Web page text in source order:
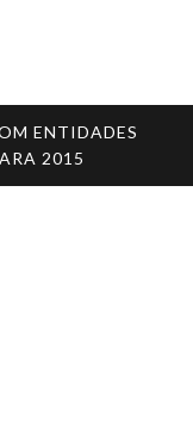
ENTIDADES
2015